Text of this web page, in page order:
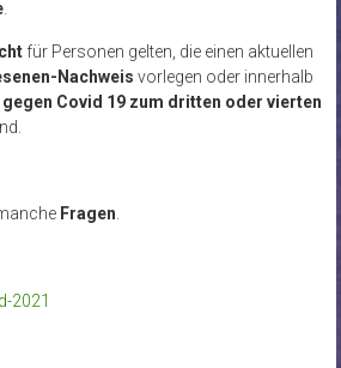
.
für Personen gelten, die einen aktuellen
Nachweis vorlegen oder innerhalb
Covid 19 zum dritten oder vierten
Fragen